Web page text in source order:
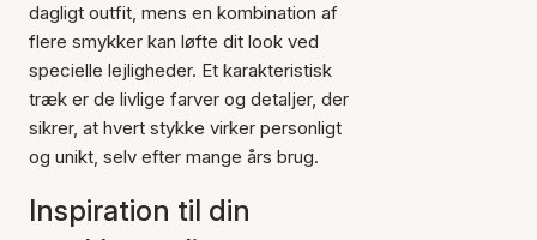
dagligt outfit, mens en kombination af
flere smykker kan løfte dit look ved
specielle lejligheder. Et karakteristisk
træk er de livlige farver og detaljer, der
sikrer, at hvert stykke virker personligt
og unikt, selv efter mange års brug.
Inspiration til din